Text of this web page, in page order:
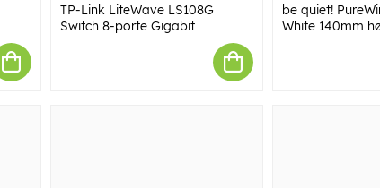
TP-Link LiteWave LS108G
Switch 8-porte Gigabit
be quiet!
White 140mm